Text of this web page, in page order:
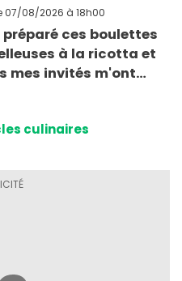
07/08/2026 à 18h00
ces boulettes
à la ricotta et
mes invités m'ont
culinaires